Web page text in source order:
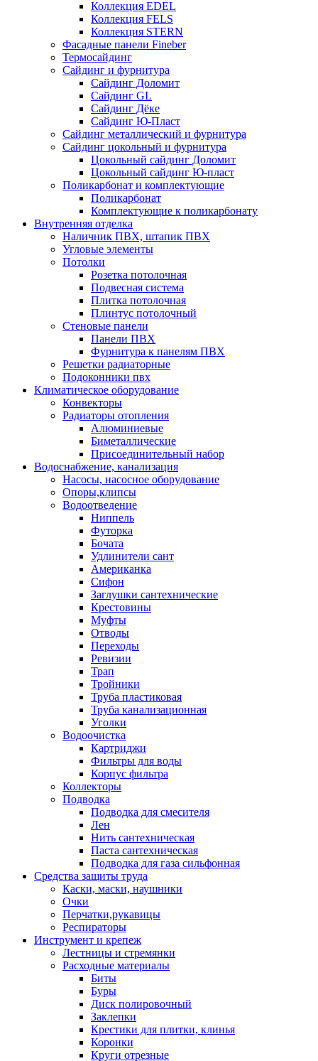
Коллекция EDEL
Коллекция FELS
Коллекция STERN
Фасадные панели Fineber
Термосайдинг
Сайдинг и фурнитура
Сайдинг Доломит
Сайдинг GL
Сайдинг Дёке
Сайдинг Ю-Пласт
Сайдинг металлический и фурнитура
Сайдинг цокольный и фурнитура
Цокольный сайдинг Доломит
Цокольный сайдинг Ю-пласт
Поликарбонат и комплектующие
Поликарбонат
Комплектующие к поликарбонату
Внутренняя отделка
Наличник ПВХ, штапик ПВХ
Угловые элементы
Потолки
Розетка потолочная
Подвесная система
Плитка потолочная
Плинтус потолочный
Стеновые панели
Панели ПВХ
Фурнитура к панелям ПВХ
Решетки радиаторные
Подоконники пвх
Климатическое оборудование
Конвекторы
Радиаторы отопления
Алюминиевые
Биметаллические
Присоединительный набор
Водоснабжение, канализация
Насосы, насосное оборудование
Опоры,клипсы
Водоотведение
Ниппель
Футорка
Бочата
Удлинители сант
Американка
Сифон
Заглушки сантехнические
Крестовины
Муфты
Отводы
Переходы
Ревизии
Трап
Тройники
Труба пластиковая
Труба канализационная
Уголки
Водоочистка
Картриджи
Фильтры для воды
Корпус фильтра
Коллекторы
Подводка
Подводка для смесителя
Лен
Нить сантехническая
Паста сантехническая
Подводка для газа сильфонная
Средства защиты труда
Каски, маски, наушники
Очки
Перчатки,рукавицы
Респираторы
Инструмент и крепеж
Лестницы и стремянки
Расходные материалы
Биты
Буры
Диск полировочный
Заклепки
Крестики для плитки, клинья
Коронки
Круги отрезные